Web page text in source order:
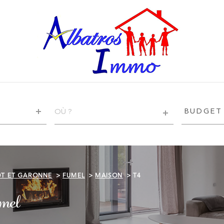
BUDGET
RÉFÉRENCE
Terrasse
ET GARONNE FUMEL MAISON T4